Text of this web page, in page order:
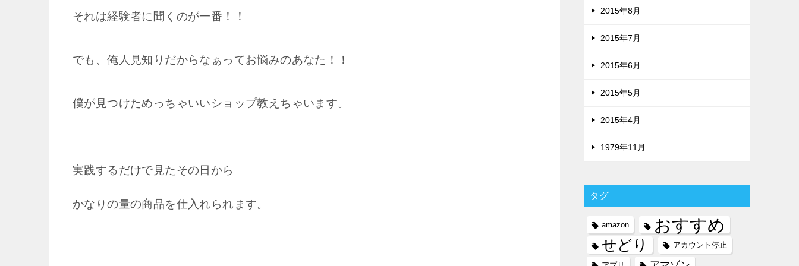
それは経験者に聞くのが一番！！
でも、俺人見知りだからなぁってお悩みのあなた！！
僕が見つけためっちゃいいショップ教えちゃいます。
実践するだけで見たその日から
かなりの量の商品を仕入れられます。
2015年8月
2015年7月
2015年6月
2015年5月
2015年4月
1979年11月
タグ
amazon おすすめ
せどり アカウント停止